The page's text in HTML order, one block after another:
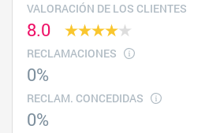
VALORACIÓN DE LOS CLIENTES
8.0
RECLAMACIONES
0%
RECLAM. CONCEDIDAS
0%